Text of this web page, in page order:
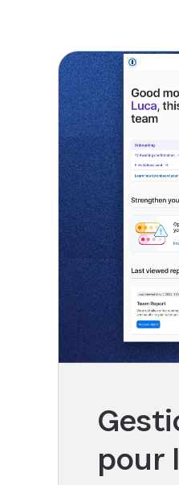
pour